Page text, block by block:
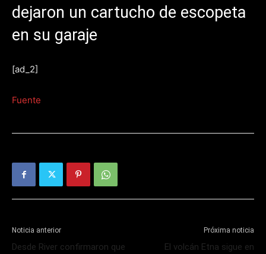
dejaron un cartucho de escopeta
en su garaje
[ad_2]
Fuente
Noticia anterior
Desde River confirmaron que
Próxima noticia
El volcán Etna sigue en